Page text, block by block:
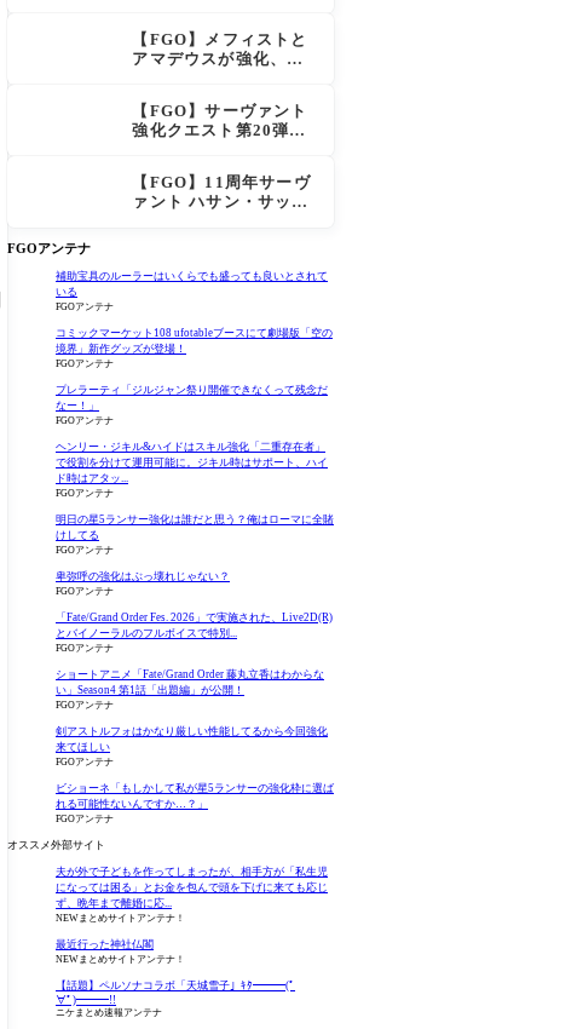
とは思えない」の反響
【FGO】メフィストと
アマデウスが強化、ア
に「最強でワロタ」の
声
【FGO】サーヴァント
強化クエスト第20弾！
【FGO】11周年サーヴ
ァント ハサン・サッバ
FGOアンテナ
補助宝具のルーラーはいくらでも盛っても良いとされて
いる
FGOアンテナ
コミックマーケット108 ufotableブースにて劇場版「空の
境界」新作グッズが登場！
FGOアンテナ
プレラーティ「ジルジャン祭り開催できなくって残念だ
なー！」
FGOアンテナ
ヘンリー・ジキル&ハイドはスキル強化「二重存在者」
で役割を分けて運用可能に。ジキル時はサポート、ハイ
ド時はアタッ...
FGOアンテナ
明日の星5ランサー強化は誰だと思う？俺はローマに全賭
けしてる
FGOアンテナ
卑弥呼の強化はぶっ壊れじゃない？
FGOアンテナ
「Fate/Grand Order Fes. 2026」で実施された、Live2D(R)
とバイノーラルのフルボイスで特別...
FGOアンテナ
ショートアニメ「Fate/Grand Order 藤丸立香はわからな
い」Season4 第1話「出題編」が公開！
FGOアンテナ
剣アストルフォはかなり厳しい性能してるから今回強化
来てほしい
FGOアンテナ
ビショーネ「もしかして私が星5ランサーの強化枠に選ば
れる可能性ないんですか…？」
FGOアンテナ
オススメ外部サイト
夫が外で子どもを作ってしまったが、相手方が「私生児
になっては困る」とお金を包んで頭を下げに来ても応じ
ず、晩年まで離婚に応...
NEWまとめサイトアンテナ！
最近行った神社仏閣
NEWまとめサイトアンテナ！
【話題】ペルソナコラボ「天城雪子」ｷﾀ━━━(ﾟ
∀ﾟ)━━━!!
ニケまとめ速報アンテナ